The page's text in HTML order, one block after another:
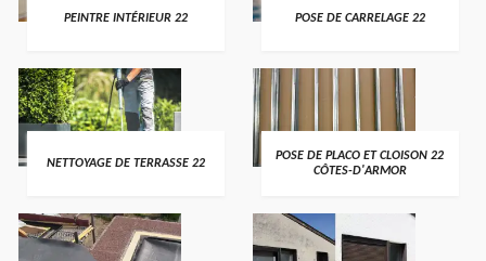
PEINTRE INTÉRIEUR 22 POSE DE CARRELAGE 22
NETTOYAGE DE TERRASSE 22
POSE DE PLACO ET CLOISON 22
CÔTES-D'ARMOR